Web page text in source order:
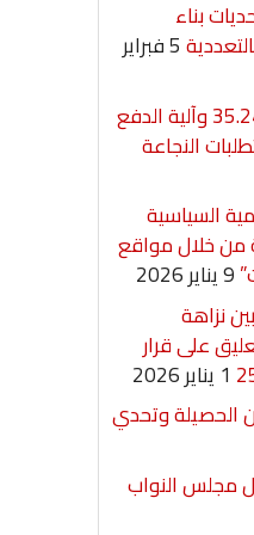
بناء
5 فبراير
مشروع القانون التنظيمي رقم 35.24 وآلية الدفع
النجاعة
السياسية
من خلال مواقع
9 يناير 2026
نزاهة
على قرار
1 يناير 2026
الحصيلة وتحدي
مجلس النواب